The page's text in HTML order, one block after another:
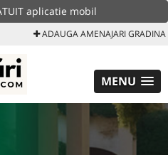
aplicatie mobil
ADAUGA AMENAJARI GRADINA
MENU